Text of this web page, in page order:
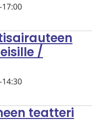
17:00
/
14:30
teatteri